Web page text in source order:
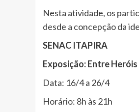
Nesta atividade, os
desde a concepção da
SENAC ITAPIRA
Exposição: Entre
Data: 16/4 a 26/4
Horário: 8h às 21h